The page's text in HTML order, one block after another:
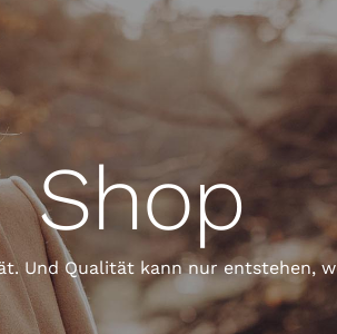
Shop
Und Qualität kann nur entstehen,